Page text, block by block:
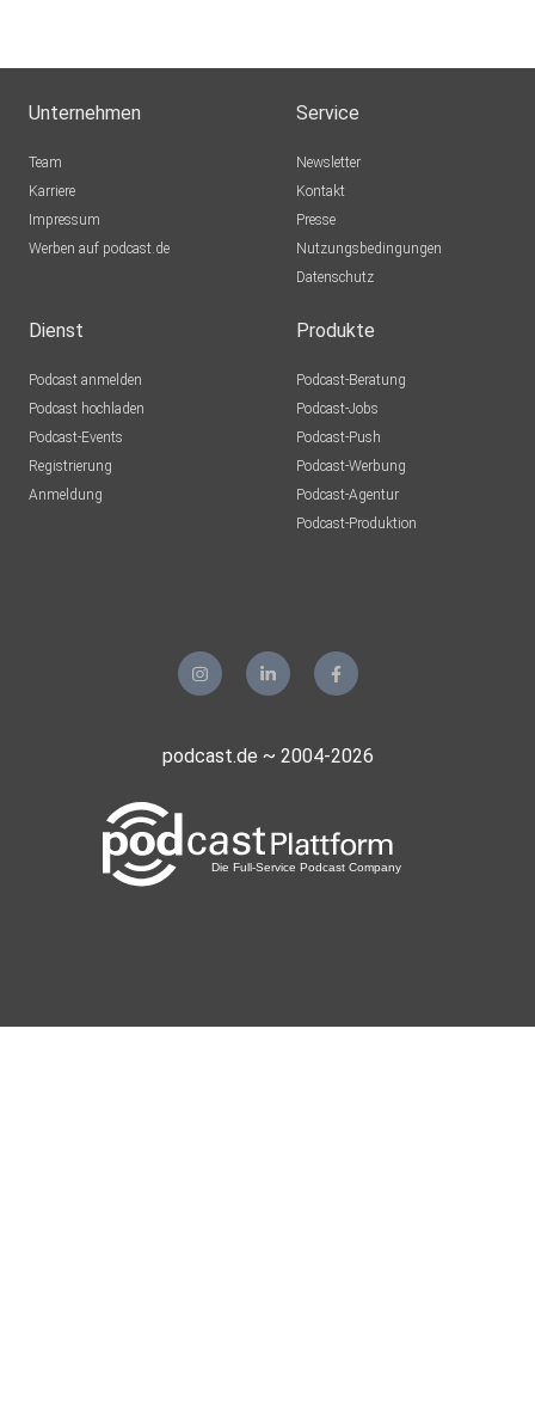
Unternehmen
Team
Karriere
Impressum
Werben auf podcast.de
Service
Newsletter
Kontakt
Presse
Nutzungsbedingungen
Datenschutz
Dienst
Podcast anmelden
Podcast hochladen
Podcast-Events
Registrierung
Anmeldung
Produkte
Podcast-Beratung
Podcast-Jobs
Podcast-Push
Podcast-Werbung
Podcast-Agentur
Podcast-Produktion
podcast.de ~ 2004-2026